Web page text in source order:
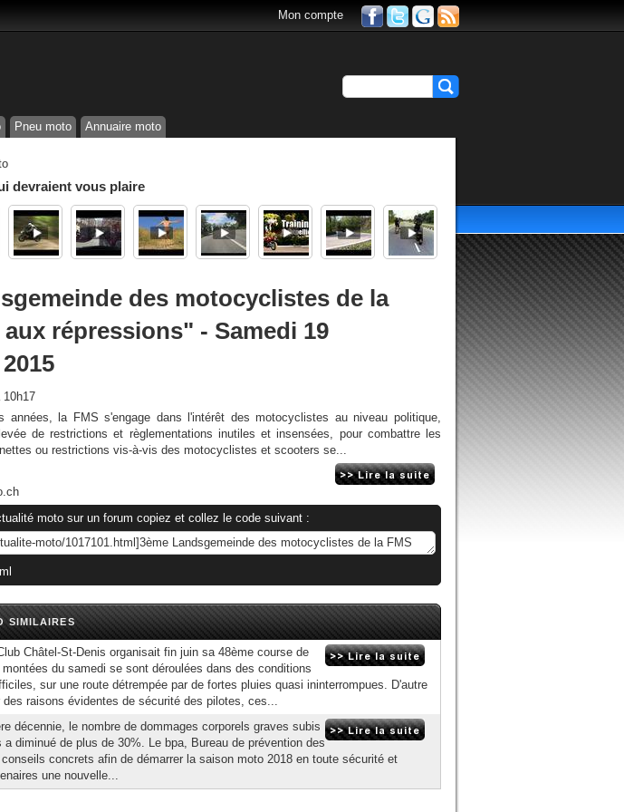
Mon compte
Pneu moto Annuaire moto
devraient vous plaire
des motocyclistes de la
répressions" - Samedi 19
10h17
années, la FMS s'engage dans l'intérêt des motocyclistes au niveau politique,
de restrictions et règlementations inutiles et insensées, pour combattre les
ou restrictions vis-à-vis des motocyclistes et scooters se...
moto sur un forum copiez et collez le code suivant :
SIMILAIRES
Châtel-St-Denis organisait fin juin sa 48ème course de
du samedi se sont déroulées dans des conditions
sur une route détrempée par de fortes pluies quasi ininterrompues. D'autre
des raisons évidentes de sécurité des pilotes, ces...
décennie, le nombre de dommages corporels graves subis
diminué de plus de 30%. Le bpa, Bureau de prévention des
concrets afin de démarrer la saison moto 2018 en toute sécurité et
une nouvelle...